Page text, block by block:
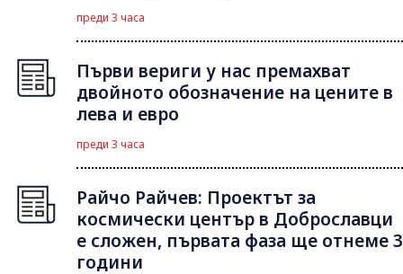
преди 3 часа
Първи вериги у нас премахват
двойното обозначение на цените в
лева и евро
преди 3 часа
Райчо Райчев: Проектът за
космически център в Доброславци
е сложен, първата фаза ще отнеме 3
години